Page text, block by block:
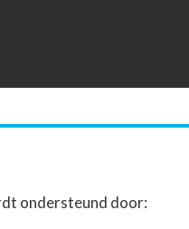
ondersteund door: